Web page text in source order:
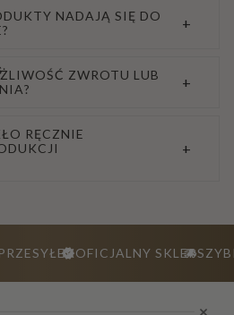
NADAJĄ SIĘ DO
+
ZWROTU LUB
+
RĘCZNIE
+
OFICJALNY SKLEP